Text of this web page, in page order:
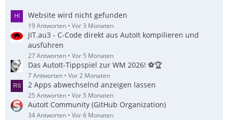
Website wird nicht gefunden
19 Antworten Vor 3 Monaten
JIT.au3 - C-Code direkt aus AutoIt kompilieren und
ausführen
27 Antworten Vor 5 Monaten
Das AutoIt-Tippspiel zur WM 2026! ⚽🏆
7 Antworten Vor 2 Monaten
2 Apps abwechselnd anzeigen lassen
25 Antworten Vor 5 Monaten
AutoIt Community (GitHub Organization)
34 Antworten Vor 6 Monaten